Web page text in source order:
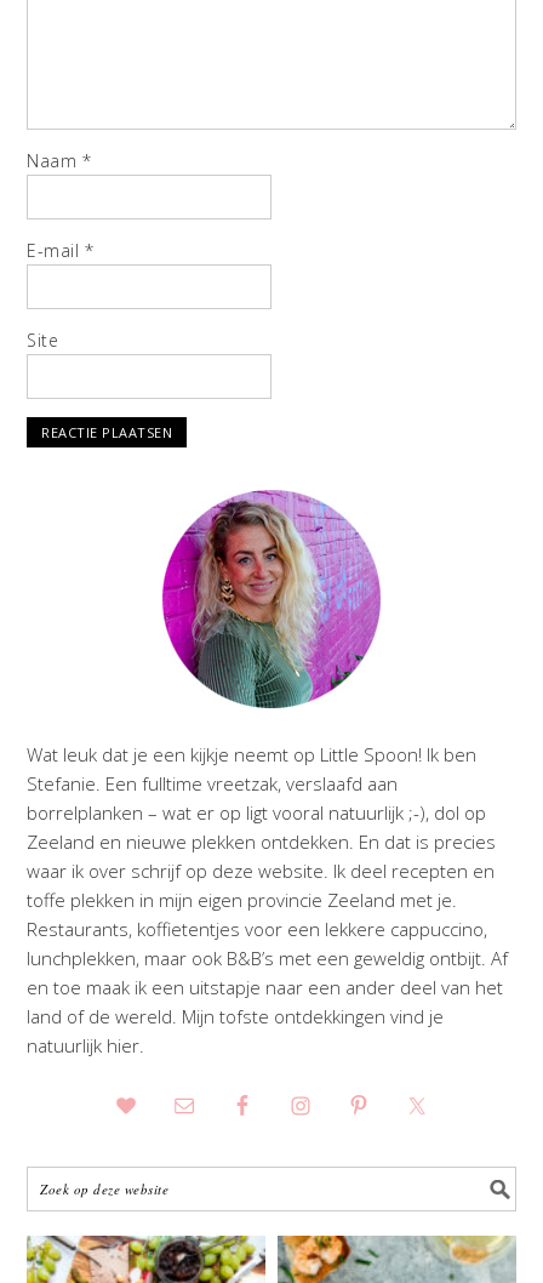
Naam *
E-mail *
Site
Wat leuk dat je een kijkje neemt op Little Spoon! Ik ben
Stefanie. Een fulltime vreetzak, verslaafd aan
borrelplanken – wat er op ligt vooral natuurlijk ;-), dol op
Zeeland en nieuwe plekken ontdekken. En dat is precies
waar ik over schrijf op deze website. Ik deel recepten en
toffe plekken in mijn eigen provincie Zeeland met je.
Restaurants, koffietentjes voor een lekkere cappuccino,
lunchplekken, maar ook B&B’s met een geweldig ontbijt. Af
en toe maak ik een uitstapje naar een ander deel van het
land of de wereld. Mijn tofste ontdekkingen vind je
natuurlijk hier.